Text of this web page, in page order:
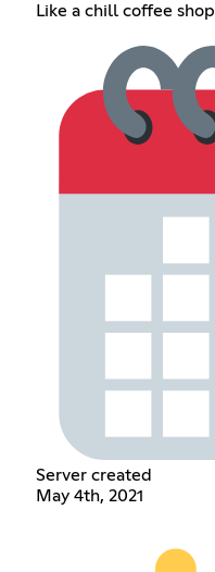
Like a chill coffee shop
Server created
May 4th, 2021